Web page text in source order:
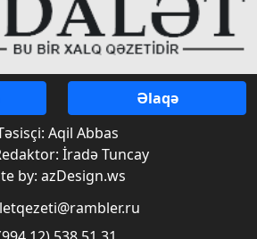
Əlaqə
Aqil Abbas
İradə Tuncay
by: azDesign.ws